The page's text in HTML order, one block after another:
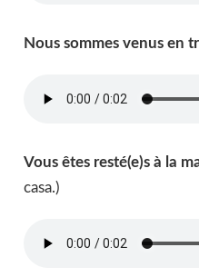
Nous sommes venus en
Vous êtes resté(e)s à la
casa.)